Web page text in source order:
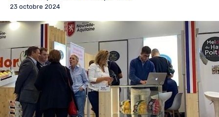
23 octobre 2024